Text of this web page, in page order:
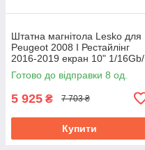
Штатна магнітола Lesko для
Peugeot 2008 I Рестайлінг
2016-2019 екран 10" 1/16Gb/
Wi-Fi Optima GPS Android
Готово до відправки 8 од.
5 925 ₴ 7 703 ₴
Купити